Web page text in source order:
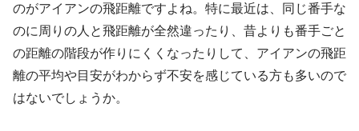
のがアイアンの飛距離ですよね。特に最近は、同じ番手な
のに周りの人と飛距離が全然違ったり、昔よりも番手ごと
の距離の階段が作りにくくなったりして、アイアンの飛距
離の平均や目安がわからず不安を感じている方も多いので
はないでしょうか。